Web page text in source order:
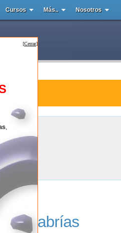
Cursos Más.. Nosotros
.
le habrías
[Cerrar]
,